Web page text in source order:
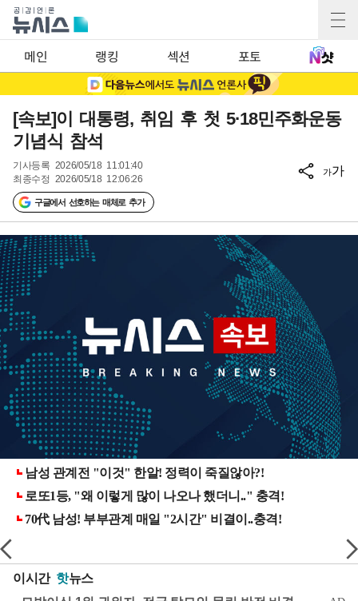
메인 랭킹 섹션 포토
[속보]이 대통령, 취임 후 첫 5·18민주화운동
기념식 참석
기사등록 2026/05/18 11:01:40
최종수정 2026/05/18 12:06:26
구글에서 선호하는 매체로 추가
가가
이시간 핫뉴스